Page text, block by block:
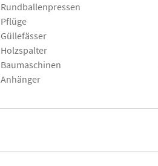
Rundballenpressen
Pflüge
Güllefässer
Holzspalter
Baumaschinen
Anhänger